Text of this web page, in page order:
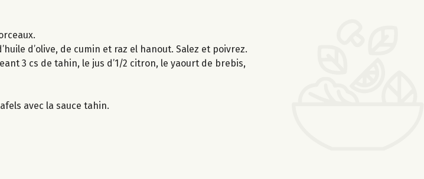
d’olive, de cumin et raz el hanout. Salez et poivrez.
3 cs de tahin, le jus d’1/2 citron, le yaourt de brebis,
avec la sauce tahin.